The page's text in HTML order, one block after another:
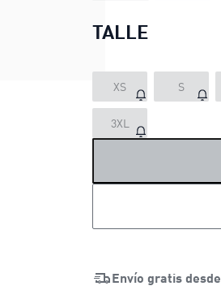
TALLE
XS S
3XL
Envío gratis desde